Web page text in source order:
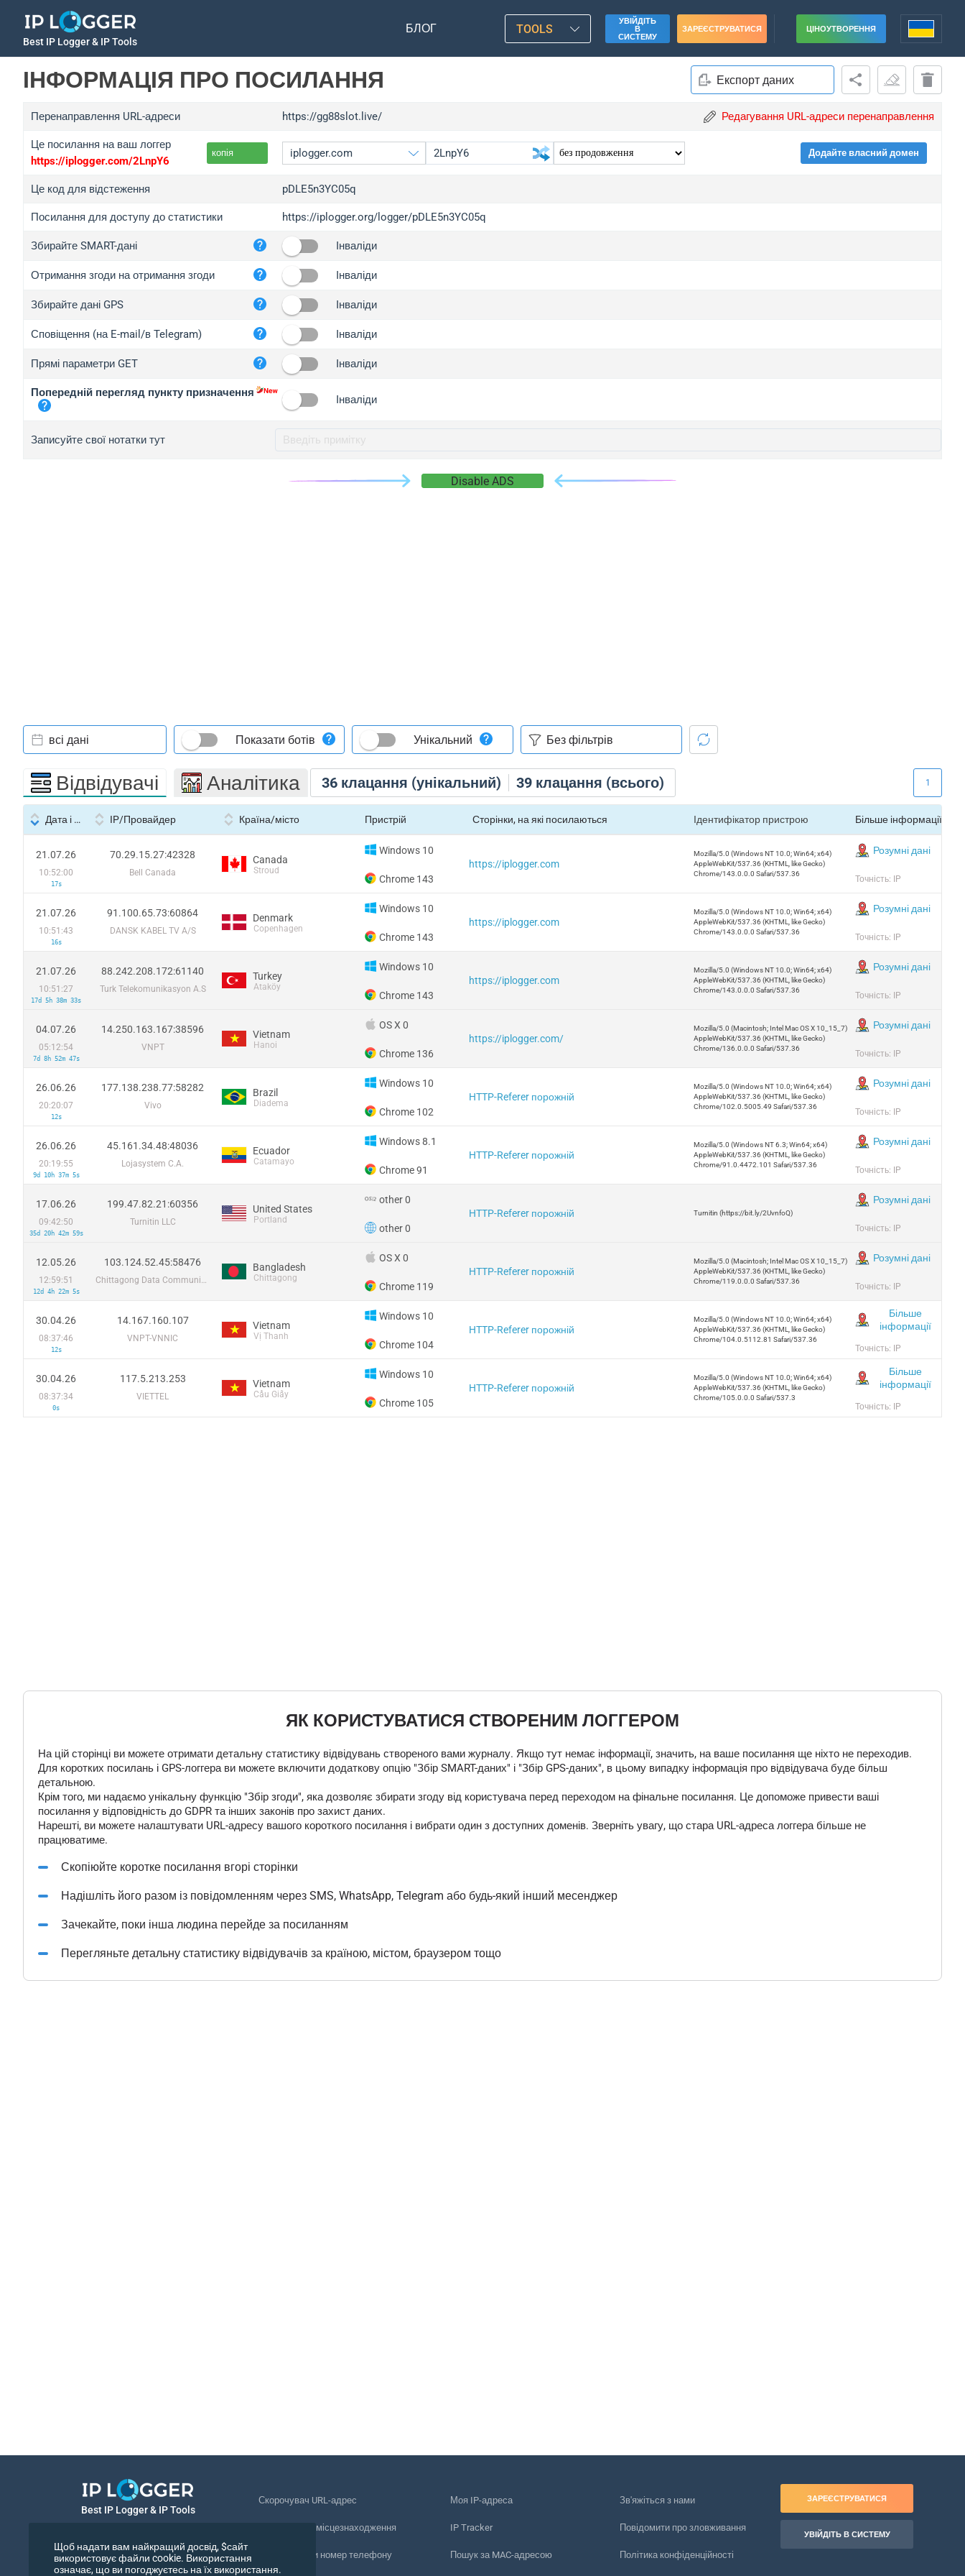
Best IP Logger & IP Tools
БЛОГ TOOLS
УВІЙДІТЬ
В
СИСТЕМУ
ЗАРЕЄСТРУВАТИСЯ ЦІНОУТВОРЕННЯ
ІНФОРМАЦІЯ ПРО ПОСИЛАННЯ Експорт даних
Перенаправлення URL-адреси https://gg88slot.live/ Редагування URL-адреси перенаправлення
Це посилання на ваш логгер
https://iplogger.com/2LnpY6
копія
iplogger.org
wl.gl
ed.tc
iplogger.com
iplogger.co
2no.co
iplogger.info
iplogger.cn
Додайте власний домен
Це код для відстеження pDLE5n3YC05q
Посилання для доступу до статистики https://iplogger.org/logger/pDLE5n3YC05q
Збирайте SMART-дані Інваліди
Отримання згоди на отримання згоди Інваліди
Збирайте дані GPS Інваліди
Сповіщення (на E-mail/в Telegram) Інваліди
Прямі параметри GET Інваліди
Попередній перегляд пункту призначення
Інваліди
Записуйте свої нотатки тут
Disable ADS
36 клацання (унікальний) 39 клацання (всього)
всі дані Показати ботів Унікальний
Відвідувачі Аналітика 1
Дата і час IP/Провайдер Країна/місто Пристрій Сторінки, на які посилаються Ідентифікатор пристрою Більше інформації
21.07.26
10:52:00
17s
70.29.15.27:42328
Bell Canada
Canada
Stroud
Windows 10
Chrome 143
https://iplogger.com
Mozilla/5.0 (Windows NT 10.0; Win64; x64)
AppleWebKit/537.36 (KHTML, like Gecko)
Chrome/143.0.0.0 Safari/537.36
Розумні дані
Точність: IP
21.07.26
10:51:43
16s
91.100.65.73:60864
DANSK KABEL TV A/S
Denmark
Copenhagen
Windows 10
Chrome 143
https://iplogger.com
Mozilla/5.0 (Windows NT 10.0; Win64; x64)
AppleWebKit/537.36 (KHTML, like Gecko)
Chrome/143.0.0.0 Safari/537.36
Розумні дані
Точність: IP
21.07.26
10:51:27
17d 5h 38m 33s
88.242.208.172:61140
Turk Telekomunikasyon A.S
Turkey
Ataköy
Windows 10
Chrome 143
https://iplogger.com
Mozilla/5.0 (Windows NT 10.0; Win64; x64)
AppleWebKit/537.36 (KHTML, like Gecko)
Chrome/143.0.0.0 Safari/537.36
Розумні дані
Точність: IP
04.07.26
05:12:54
7d 8h 52m 47s
14.250.163.167:38596
VNPT
Vietnam
Hanoi
OS X 0
Chrome 136
https://iplogger.com/
Mozilla/5.0 (Macintosh; Intel Mac OS X 10_15_7)
AppleWebKit/537.36 (KHTML, like Gecko)
Chrome/136.0.0.0 Safari/537.36
Розумні дані
Точність: IP
26.06.26
20:20:07
12s
177.138.238.77:58282
Vivo
Brazil
Diadema
Windows 10
Chrome 102
HTTP-Referer порожній
Mozilla/5.0 (Windows NT 10.0; Win64; x64)
AppleWebKit/537.36 (KHTML, like Gecko)
Chrome/102.0.5005.49 Safari/537.36
Розумні дані
Точність: IP
26.06.26
20:19:55
9d 10h 37m 5s
45.161.34.48:48036
Lojasystem C.A.
Ecuador
Catamayo
Windows 8.1
Chrome 91
HTTP-Referer порожній
Mozilla/5.0 (Windows NT 6.3; Win64; x64)
AppleWebKit/537.36 (KHTML, like Gecko)
Chrome/91.0.4472.101 Safari/537.36
Розумні дані
Точність: IP
17.06.26
09:42:50
35d 20h 42m 59s
199.47.82.21:60356
Turnitin LLC
United States
Portland
other 0
other 0
HTTP-Referer порожній Turnitin (https://bit.ly/2UvnfoQ)
Розумні дані
Точність: IP
12.05.26
12:59:51
12d 4h 22m 5s
103.124.52.45:58476
Chittagong Data Communication
Bangladesh
Chittagong
OS X 0
Chrome 119
HTTP-Referer порожній
Mozilla/5.0 (Macintosh; Intel Mac OS X 10_15_7)
AppleWebKit/537.36 (KHTML, like Gecko)
Chrome/119.0.0.0 Safari/537.36
Розумні дані
Точність: IP
30.04.26
08:37:46
12s
14.167.160.107
VNPT-VNNIC
Vietnam
Vị Thanh
Windows 10
Chrome 104
HTTP-Referer порожній
Mozilla/5.0 (Windows NT 10.0; Win64; x64)
AppleWebKit/537.36 (KHTML, like Gecko)
Chrome/104.0.5112.81 Safari/537.36
Більше
інформації
Точність: IP
30.04.26
08:37:34
0s
117.5.213.253
VIETTEL
Vietnam
Cầu Giấy
Windows 10
Chrome 105
HTTP-Referer порожній
Mozilla/5.0 (Windows NT 10.0; Win64; x64)
AppleWebKit/537.36 (KHTML, like Gecko)
Chrome/105.0.0.0 Safari/537.3
Більше
інформації
Точність: IP
ЯК КОРИСТУВАТИСЯ СТВОРЕНИМ ЛОГГЕРОМ
На цій сторінці ви можете отримати детальну статистику відвідувань створеного вами журналу. Якщо тут немає інформації, значить, на ваше посилання ще ніхто не переходив.
Для коротких посилань і GPS-логгера ви можете включити додаткову опцію "Збір SMART-даних" і "Збір GPS-даних", в цьому випадку інформація про відвідувача буде більш
детальною.
Крім того, ми надаємо унікальну функцію "Збір згоди", яка дозволяє збирати згоду від користувача перед переходом на фінальне посилання. Це допоможе привести ваші
посилання у відповідність до GDPR та інших законів про захист даних.
Нарешті, ви можете налаштувати URL-адресу вашого короткого посилання і вибрати один з доступних доменів. Зверніть увагу, що стара URL-адреса логгера більше не
працюватиме.
Скопіюйте коротке посилання вгорі сторінки
Надішліть його разом із повідомленням через SMS, WhatsApp, Telegram або будь-який інший месенджер
Зачекайте, поки інша людина перейде за посиланням
Перегляньте детальну статистику відвідувачів за країною, містом, браузером тощо
Best IP Logger & IP Tools
Українська
Українська
Скорочувач URL-адрес
Відстеження місцезнаходження
Відстежувати номер телефону
Моя IP-адреса
IP Tracker
Пошук за MAC-адресою
Зв'яжіться з нами
Повідомити про зловживання
Політика конфіденційності
ЗАРЕЄСТРУВАТИСЯ
УВІЙДІТЬ В СИСТЕМУ
Щоб надати вам найкращий досвід, $сайт
використовує файли cookie. Використання
означає, що ви погоджуєтесь на їх використання.